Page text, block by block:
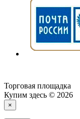
Торговая площадка
Купим здесь © 2026
×